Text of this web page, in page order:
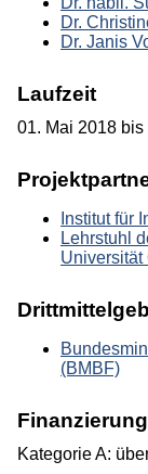
Dr.
Dr. Janis
Laufzeit
01. Mai 2018
Institut für
Lehrstuhl
Universität
(BMBF)
Finanzierung
Kategorie A: